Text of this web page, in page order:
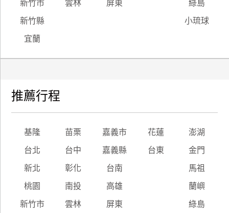
新竹市 雲林 屏東 綠島
新竹縣 小琉球
宜蘭
推薦行程
基隆 苗栗 嘉義市 花蓮 澎湖
台北 台中 嘉義縣 台東 金門
新北 彰化 台南 馬祖
桃園 南投 高雄 蘭嶼
新竹市 雲林 屏東 綠島